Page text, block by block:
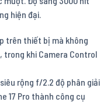
hiện đại.
trên thiết bị mà không
khi Camera Control
rộng f/2.2 độ phân giải
17 Pro thành công cụ